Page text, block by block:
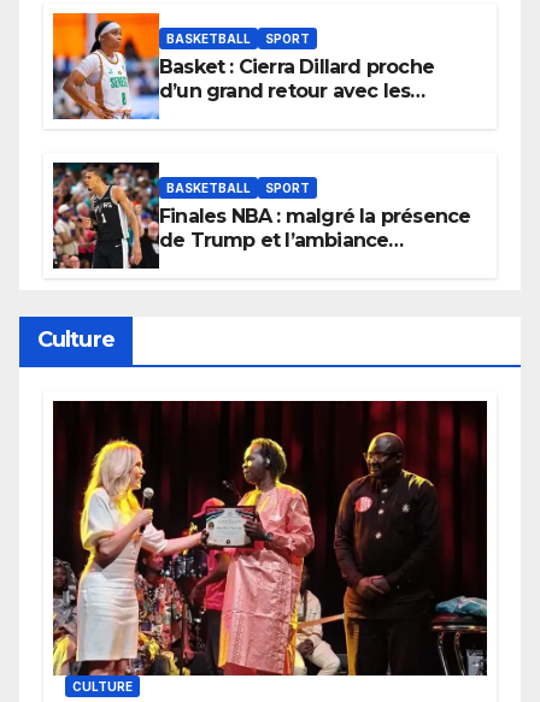
BASKETBALL SPORT
Basket : Cierra Dillard proche
d’un grand retour avec les
BASKETBALL SPORT
Finales NBA : malgré la présence
de Trump et l’ambiance
Culture
CULTURE